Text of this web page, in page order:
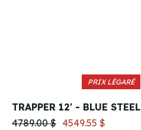
PRIX LÉGARÉ
TRAPPER 12' - BLUE STEEL
4789.00 $ 4549.55 $